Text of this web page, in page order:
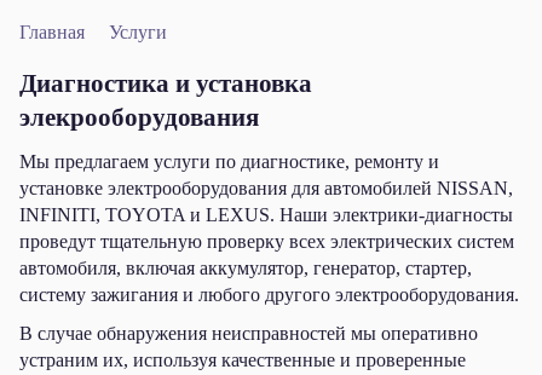
Главная Услуги
Диагностика и установка
элекрооборудования
Мы предлагаем услуги по диагностике, ремонту и
установке электрооборудования для автомобилей NISSAN,
INFINITI, TOYOTA и LEXUS. Наши электрики-диагносты
проведут тщательную проверку всех электрических систем
автомобиля, включая аккумулятор, генератор, стартер,
систему зажигания и любого другого электрооборудования.
В случае обнаружения неисправностей мы оперативно
устраним их, используя качественные и проверенные